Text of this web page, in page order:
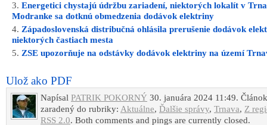
Energetici chystajú údržbu zariadení, niektorých lokalít v
Modranke sa dotknú obmedzenia dodávok elektriny
Západoslovenská distribučná ohlásila prerušenie dodávok
niektorých častiach mesta
ZSE upozorňuje na odstávky dodávok elektriny na území
Ulož ako PDF
Napísal PATRIK POKORNÝ 30. januára 2024 11:49.
zaradený do rubriky: Aktuálne, Ďalšie správy, Trnava, Z
RSS 2.0. Both comments and pings are currently closed.